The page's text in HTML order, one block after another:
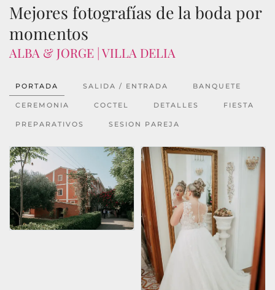
Mejores fotografías de la boda por
momentos
ALBA & JORGE | VILLA DELIA
PORTADA SALIDA / ENTRADA BANQUETE
CEREMONIA COCTEL DETALLES FIESTA
PREPARATIVOS SESION PAREJA